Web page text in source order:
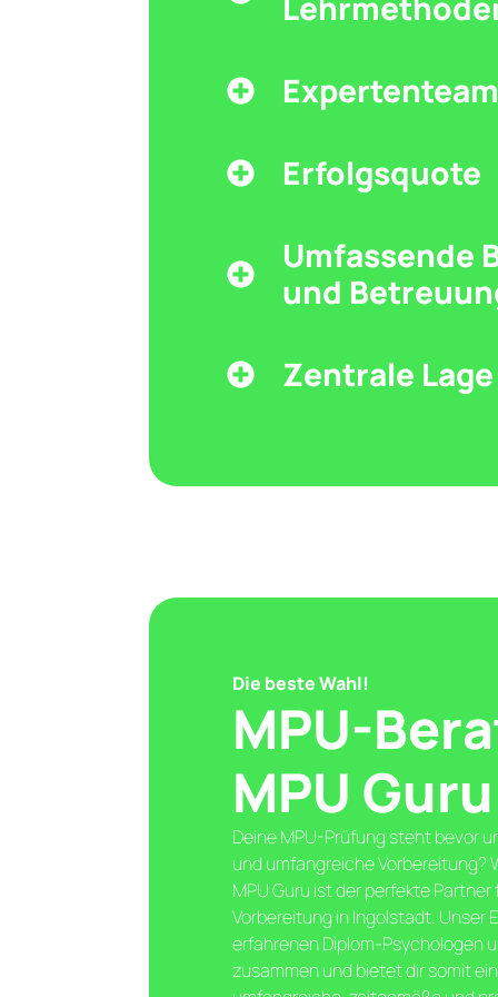
Expertenteam
Erfolgsquote
Umfassende
und
Zentrale Lage
Die beste Wahl!
MPU-
MPU
Deine MPU-Prüfung steht bevor
und umfangreiche Vorbereitung?
MPU Guru ist der perfekte
Vorbereitung in Ingolstadt.
erfahrenen Diplom-Psychologen
zusammen und bietet dir somit